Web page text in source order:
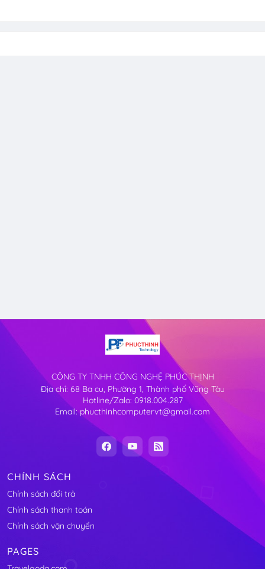
CÔNG TY TNHH CÔNG NGHỆ PHÚC THỊNH
Địa chỉ: 68 Ba cu, Phường 1, Thành phố Vũng Tàu
Hotline/Zalo: 0918.004.287
Email: phucthinhcomputervt@gmail.com
CHÍNH SÁCH
Chính sách đổi trả
Chính sách thanh toán
Chính sách vận chuyển
PAGES